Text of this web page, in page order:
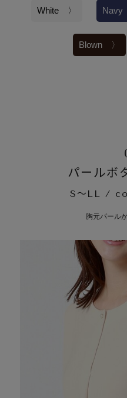
White 〉 Navy
Blown 〉
パールボ
S～LL /
胸元パール